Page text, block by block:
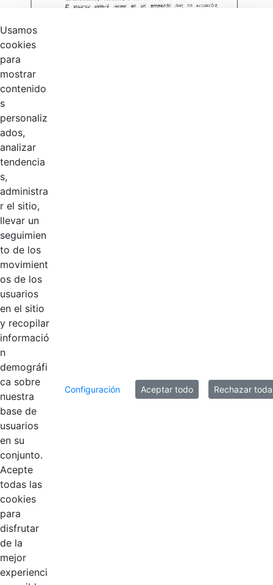
Productos
AÑADIR COMENTARIOS
Usamos
cookies
para
mostrar
contenido
s
personaliz
ados,
analizar
tendencia
s,
administra
r el sitio,
llevar un
seguimien
to de los
movimient
os de los
usuarios
en el sitio
y recopilar
informació
n
demográfi
ca sobre
nuestra
base de
usuarios
en su
conjunto.
Acepte
todas las
cookies
para
disfrutar
de la
mejor
experienci
Configuración Aceptar todo Rechazar